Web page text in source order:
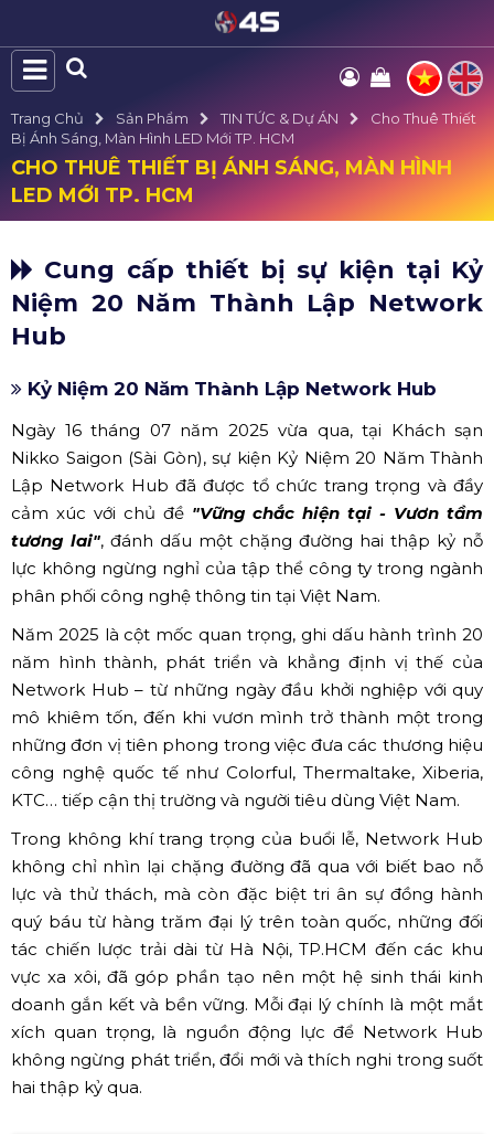
Trang Chủ Sản Phẩm TIN TỨC & Dự ÁN
Cho Thuê Thiết
Bị Ánh Sáng, Màn Hình LED Mới TP. HCM
CHO THUÊ THIẾT BỊ ÁNH SÁNG, MÀN HÌNH
LED MỚI TP. HCM
Cung cấp thiết bị sự kiện tại Kỷ
Niệm 20 Năm Thành Lập Network
Hub
Kỷ Niệm 20 Năm Thành Lập Network Hub
Ngày 16 tháng 07 năm 2025 vừa qua, tại Khách sạn
Nikko Saigon (Sài Gòn), sự kiện Kỷ Niệm 20 Năm Thành
Lập Network Hub đã được tổ chức trang trọng và đầy
cảm xúc với chủ đề "Vững chắc hiện tại - Vươn tầm
tương lai", đánh dấu một chặng đường hai thập kỷ nỗ
lực không ngừng nghỉ của tập thể công ty trong ngành
phân phối công nghệ thông tin tại Việt Nam.
Năm 2025 là cột mốc quan trọng, ghi dấu hành trình 20
năm hình thành, phát triển và khẳng định vị thế của
Network Hub – từ những ngày đầu khởi nghiệp với quy
mô khiêm tốn, đến khi vươn mình trở thành một trong
những đơn vị tiên phong trong việc đưa các thương hiệu
công nghệ quốc tế như Colorful, Thermaltake, Xiberia,
KTC… tiếp cận thị trường và người tiêu dùng Việt Nam.
Trong không khí trang trọng của buổi lễ, Network Hub
không chỉ nhìn lại chặng đường đã qua với biết bao nỗ
lực và thử thách, mà còn đặc biệt tri ân sự đồng hành
quý báu từ hàng trăm đại lý trên toàn quốc, những đối
tác chiến lược trải dài từ Hà Nội, TP.HCM đến các khu
vực xa xôi, đã góp phần tạo nên một hệ sinh thái kinh
doanh gắn kết và bền vững. Mỗi đại lý chính là một mắt
xích quan trọng, là nguồn động lực để Network Hub
không ngừng phát triển, đổi mới và thích nghi trong suốt
hai thập kỷ qua.